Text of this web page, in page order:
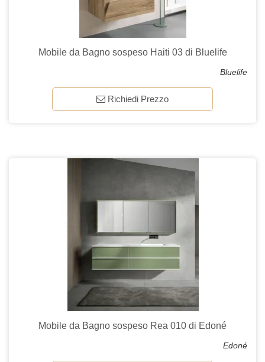
Mobile da Bagno sospeso Haiti 03 di Bluelife
Bluelife
Richiedi Prezzo
Mobile da Bagno sospeso Rea 010 di Edoné
Edoné